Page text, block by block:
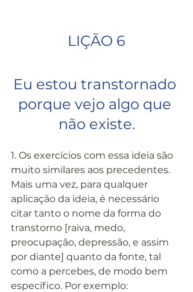
LIÇÃO 6
Eu estou transtornado
porque vejo algo que
não existe.
1. Os exercícios com essa ideia são
muito similares aos precedentes.
Mais uma vez, para qualquer
aplicação da ideia, é necessário
citar tanto o nome da forma do
transtorno [raiva, medo,
preocupação, depressão, e assim
por diante] quanto da fonte, tal
como a percebes, de modo bem
específico. Por exemplo: